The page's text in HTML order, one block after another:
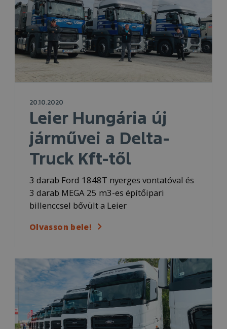
20.10.2020
Leier Hungária új
járművei a Delta-
Truck Kft-től
3 darab Ford 1848T nyerges vontatóval és
3 darab MEGA 25 m3-es építőipari
billenccsel bővült a Leier
Olvasson bele!